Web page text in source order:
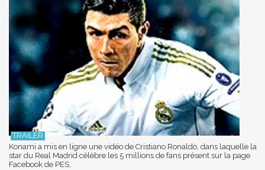
Konami a mis en ligne une vidéo de Cristiano Ronaldo, dans laquelle la
star du Real Madrid célèbre les 5 millions de fans présent sur la page
Facebook de PES.